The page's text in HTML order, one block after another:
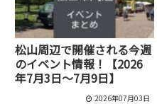
松山周辺で開催される今週
のイベント情報！【2026
年7月3日～7月9日】
2026年07月03日